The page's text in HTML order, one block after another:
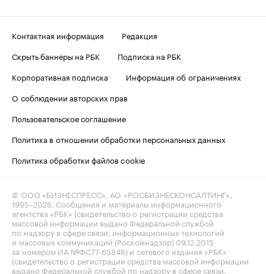
Контактная информация
Редакция
Скрыть баннеры на РБК
Подписка на РБК
Корпоративная подписка
Информация об ограничениях
О соблюдении авторских прав
Пользовательское соглашение
Политика в отношении обработки персональных данных
Политика обработки файлов cookie
© ООО «БИЗНЕСПРЕСС», АО «РОСБИЗНЕСКОНСАЛТИНГ»,
1995–2026. Сообщения и материалы информационного
агентства «РБК» (свидетельство о регистрации средства
массовой информации выдано Федеральной службой
по надзору в сфере связи, информационных технологий
и массовых коммуникаций (Роскомнадзор) 09.12.2015
за номером ИА №ФС77-63848) и сетевого издания «РБК»
(свидетельство о регистрации средства массовой информации
выдано Федеральной службой по надзору в сфере связи,